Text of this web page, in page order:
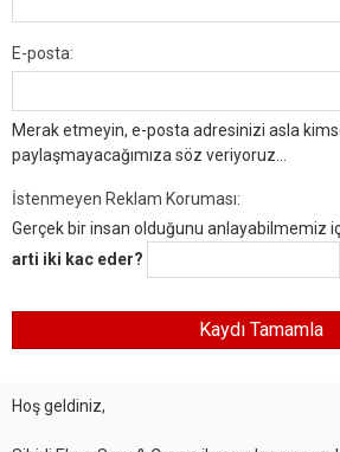
E-posta:
Merak etmeyin, e-posta adresinizi asla
paylaşmayacağımıza söz veriyoruz...
İstenmeyen Reklam Koruması:
Gerçek bir insan olduğunu anlayabilmemiz
arti iki kac eder?
Hoş geldiniz,